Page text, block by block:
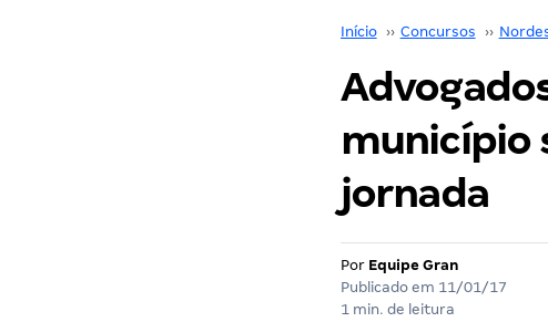
Início ›› Concursos ››
município
jornada
Por Equipe Gran
Publicado em 11/01/17
1 min. de leitura